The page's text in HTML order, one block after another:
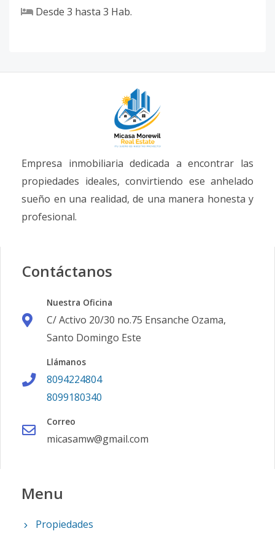
Desde 3 hasta 3 Hab.
Empresa inmobiliaria dedicada a encontrar las
propiedades ideales, convirtiendo ese anhelado
sueño en una realidad, de una manera honesta y
profesional.
Contáctanos
Nuestra Oficina
C/ Activo 20/30 no.75 Ensanche Ozama,
Santo Domingo Este
Llámanos
8094224804
8099180340
Correo
micasamw@gmail.com
Menu
Propiedades